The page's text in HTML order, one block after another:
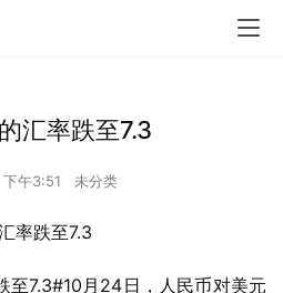
汇率跌至7.3
午3:51 未分类
率跌至7.3
至7.3#10月24日，人民币对美元